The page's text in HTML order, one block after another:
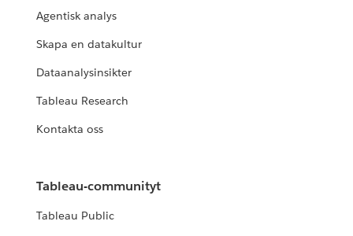
Agentisk analys
Skapa en datakultur
Dataanalysinsikter
Tableau Research
Kontakta oss
Tableau-communityt
Tableau Public